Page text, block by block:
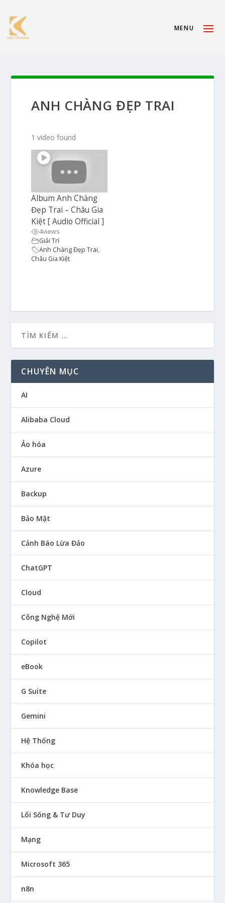
ANH CHÀNG ĐẸP TRAI
1 video found
Album Anh Chàng
Đẹp Trai – Châu Gia
Kiệt [ Audio Official ]
4views
Giải Trí
Anh Chàng Đẹp Trai,
Châu Gia Kiệt
CHUYÊN MỤC
AI
Alibaba Cloud
Ảo hóa
Azure
Backup
Bảo Mật
Cảnh Báo Lừa Đảo
ChatGPT
Cloud
Công Nghệ Mới
Copilot
eBook
G Suite
Gemini
Hệ Thống
Khóa học
Knowledge Base
Lối Sống & Tư Duy
Mạng
Microsoft 365
n8n